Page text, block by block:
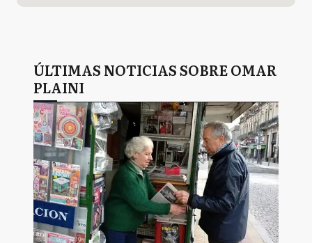
ÚLTIMAS NOTICIAS SOBRE OMAR
PLAINI